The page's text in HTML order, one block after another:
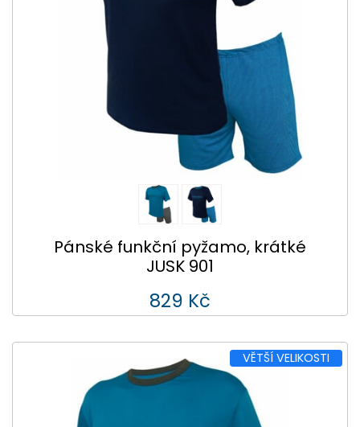
Pánské funkční pyžamo, krátké
JUSK 901
829 Kč
VĚTŠÍ VELIKOSTI